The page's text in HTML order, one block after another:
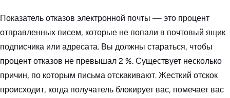
Показатель отказов электронной почты — это процент
отправленных писем, которые не попали в почтовый ящик
подписчика или адресата. Вы должны стараться, чтобы
процент отказов не превышал 2 %. Существует несколько
причин, по которым письма отскакивают. Жесткий отскок
происходит, когда получатель блокирует вас, помечает вас